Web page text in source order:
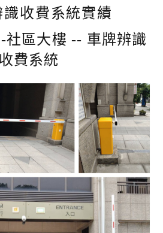
績
實績
-客製化實績
實績
式實績
績
實績
識收費系統實績
社區大樓 -- 車牌辨識
收費系統